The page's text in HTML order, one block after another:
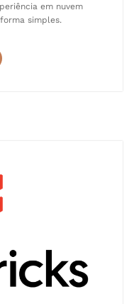
em nuvem
simples.